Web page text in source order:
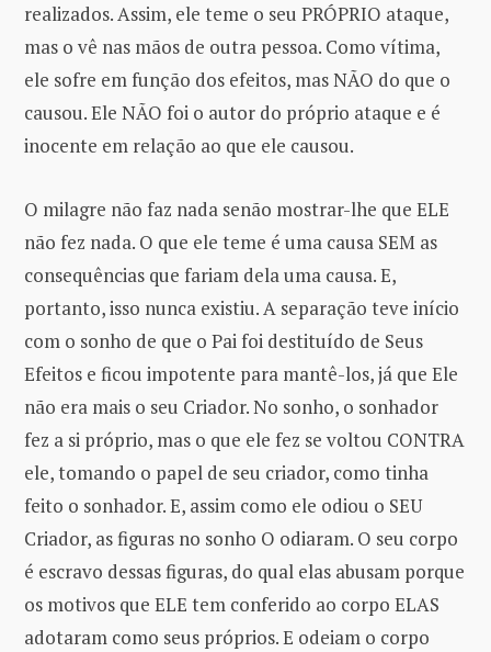
realizados. Assim, ele teme o seu PRÓPRIO ataque,
mas o vê nas mãos de outra pessoa. Como vítima,
ele sofre em função dos efeitos, mas NÃO do que o
causou. Ele NÃO foi o autor do próprio ataque e é
inocente em relação ao que ele causou.
O milagre não faz nada senão mostrar-lhe que ELE
não fez nada. O que ele teme é uma causa SEM as
consequências que fariam dela uma causa. E,
portanto, isso nunca existiu. A separação teve início
com o sonho de que o Pai foi destituído de Seus
Efeitos e ficou impotente para mantê-los, já que Ele
não era mais o seu Criador. No sonho, o sonhador
fez a si próprio, mas o que ele fez se voltou CONTRA
ele, tomando o papel de seu criador, como tinha
feito o sonhador. E, assim como ele odiou o SEU
Criador, as figuras no sonho O odiaram. O seu corpo
é escravo dessas figuras, do qual elas abusam porque
os motivos que ELE tem conferido ao corpo ELAS
adotaram como seus próprios. E odeiam o corpo